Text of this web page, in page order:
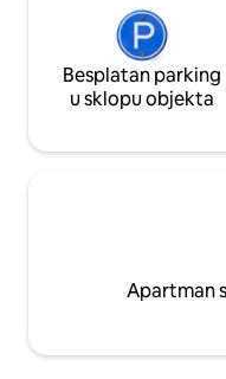
Besplatan parking
u sklopu objekta
Apartman